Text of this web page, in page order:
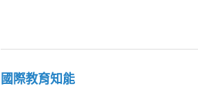
國際教育知能